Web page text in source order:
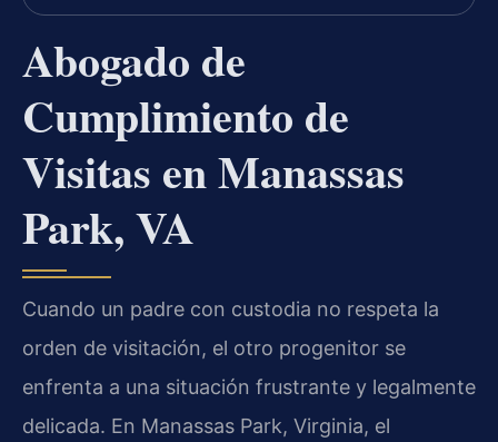
Abogado de
Cumplimiento de
Visitas en Manassas
Park, VA
Cuando un padre con custodia no respeta la
orden de visitación, el otro progenitor se
enfrenta a una situación frustrante y legalmente
delicada. En Manassas Park, Virginia, el